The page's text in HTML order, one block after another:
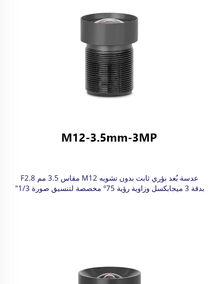
عدسة بُعد بؤري ثابت بدون تشويه M12 مقاس 3.5 مم F2.8
بدقة 3 ميجابكسل وزاوية رؤية 75° مخصصة لتنسيق صورة 1/3"